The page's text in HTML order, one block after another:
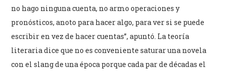
no hago ninguna cuenta, no armo operaciones y
pronósticos, anoto para hacer algo, para ver si se puede
escribir en vez de hacer cuentas”, apuntó. La teoría
literaria dice que no es conveniente saturar una novela
con el slang de una época porque cada par de décadas el